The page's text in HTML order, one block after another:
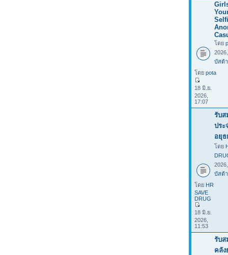
โดย
บัสต้า
โดย pota
18 มิ.ย.
2026,
17:07
รับส
ประ
อยุ
โดย
บัสต้า
โดย HR
SAVE
DRUG
18 มิ.ย.
2026,
11:53
รับส
คลัง